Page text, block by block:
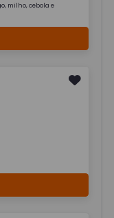
milho, cebola e